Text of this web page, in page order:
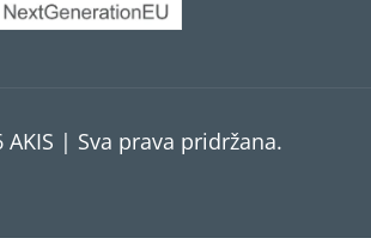
AKIS | Sva prava pridržana.